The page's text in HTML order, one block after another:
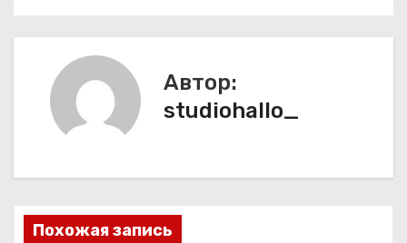
я
п
Автор:
studiohallo_
Похожая запись